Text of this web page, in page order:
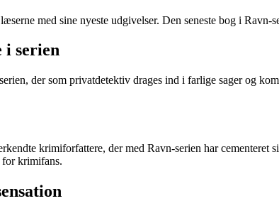
med sine nyeste udgivelser. Den seneste bog i
i serien
der som privatdetektiv drages ind i farlige sager og
krimiforfattere, der med Ravn-serien har
for krimifans.